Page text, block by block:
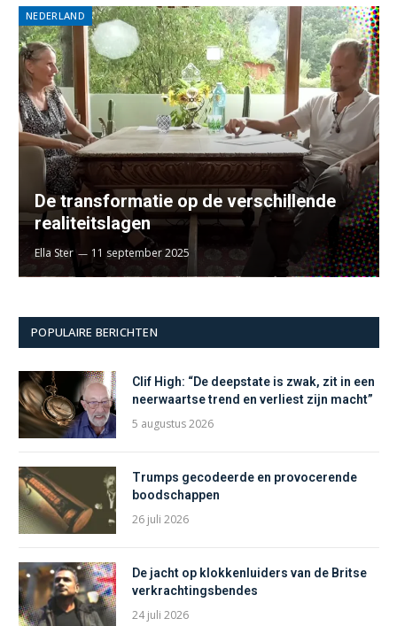
NEDERLAND
De transformatie op de verschillende
realiteitslagen
Ella Ster 11 september 2025
POPULAIRE BERICHTEN
Clif High: “De deepstate is zwak, zit in een
neerwaartse trend en verliest zijn macht”
5 augustus 2026
Trumps gecodeerde en provocerende
boodschappen
26 juli 2026
De jacht op klokkenluiders van de Britse
verkrachtingsbendes
24 juli 2026